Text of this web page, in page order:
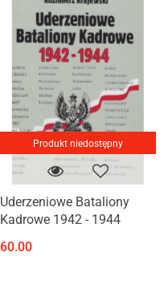
Produkt niedostępny
Uderzeniowe Bataliony
Kadrowe 1942 - 1944
60.00